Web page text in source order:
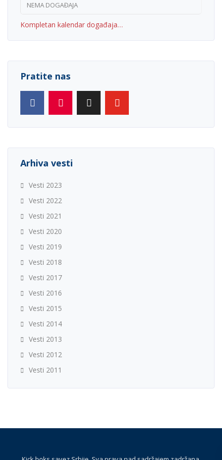
NEMA DOGAĐAJA
Kompletan kalendar događaja…
Pratite nas
Arhiva vesti
Vesti 2023
Vesti 2022
Vesti 2021
Vesti 2020
Vesti 2019
Vesti 2018
Vesti 2017
Vesti 2016
Vesti 2015
Vesti 2014
Vesti 2013
Vesti 2012
Vesti 2011